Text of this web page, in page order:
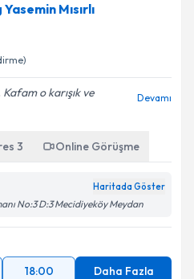
Mısırlı
o karışık ve
Devamı
3 Online Görüşme
Haritada Göster
No:3 D:3 Mecidiyeköy Meydan
18:00 Daha Fazla